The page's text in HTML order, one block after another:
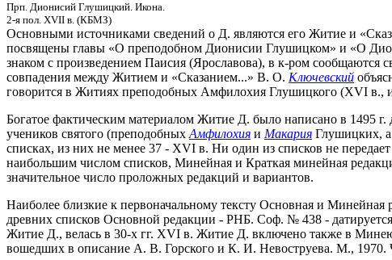
Прп. Дионисий Глушицкий. Икона.
2-я пол. XVII в. (КБМЗ)
Основными источниками сведений о Д. являются его Житие и
посвящены главы «О преподобном Дионисии Глушицком» и «О
знаком с произведением Паисия (Ярославова), в к-ром сообщаются
совпадения между Житием и «Сказанием...» В. О. Ключевский
говорится в Житиях преподобных Амфилохия Глушицкого (XVI в.,
Богатое фактическим материалом Житие Д. было написано в 1495
учеников святого (преподобных Амфилохия и Макария Глушицких, а
списках, из них не менее 37 - XVI в. Ни один из списков не
наибольшим числом списков, Минейная и Краткая минейная
значительное число проложных редакций и вариантов.
Наиболее близкие к первоначальному тексту Основная и
древних списков Основной редакции - РНБ. Соф. № 438 -
Житие Д., велась в 30-х гг. XVI в. Житие Д. включено также в
вошедших в описание А. В. Горского и К. И. Невоструева. М.,